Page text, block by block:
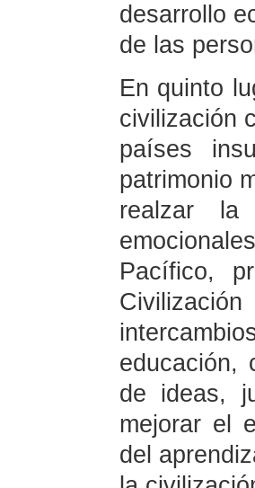
desarrollo
de las
En quinto
civilización
países
patrimonio
realzar la
Pacífico,
educación,
de ideas,
mejorar el
del